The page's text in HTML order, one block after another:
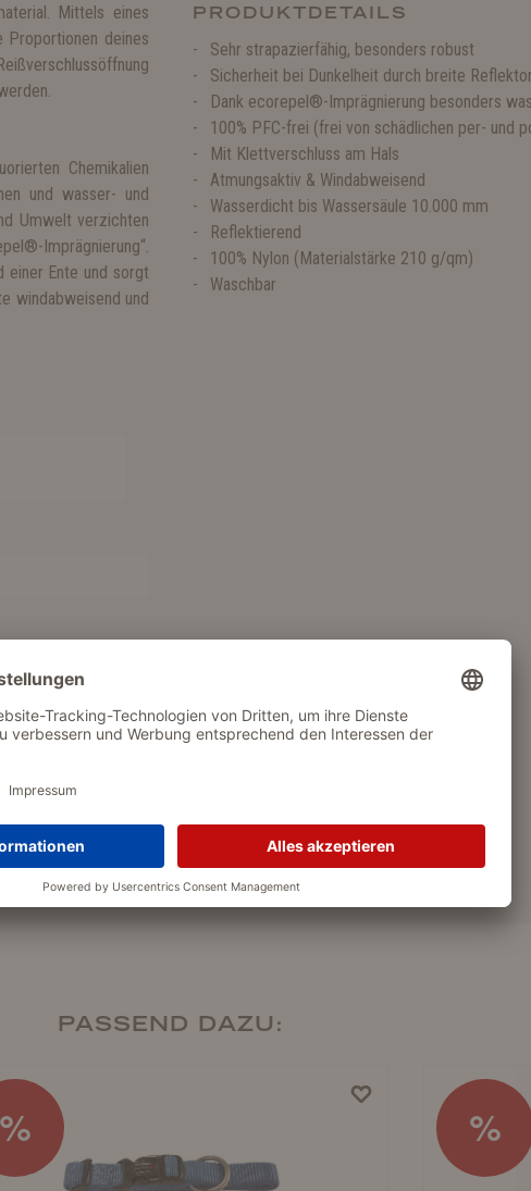
Mittels eines
deines
Chemikalien
und wasser- und
Umwelt verzichten
Imprägnierung“.
einer Ente und sorgt
windabweisend und
PRODUKTDETAILS
Sehr strapazierfähig, besonders robust
Sicherheit bei Dunkelheit durch breite
Dank ecorepel®-Imprägnierung besonders
100% PFC-frei (frei von schädlichen per- und
Mit Klettverschluss am Hals
Atmungsaktiv & Windabweisend
Wasserdicht bis Wassersäule 10.000 mm
Reflektierend
100% Nylon (Materialstärke 210 g/qm)
Waschbar
PASSEND DAZU:
% %